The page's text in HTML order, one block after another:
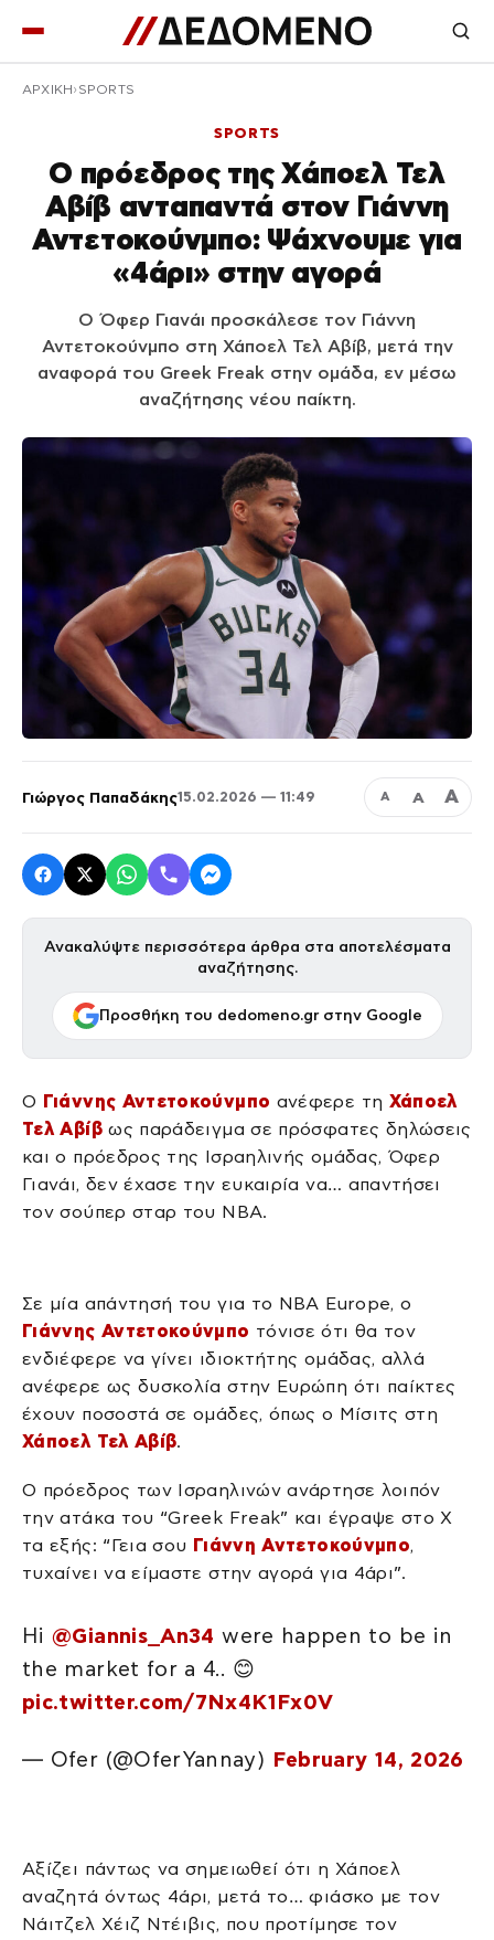
ΑΡΧΙΚΉ SPORTS
SPORTS
Ο πρόεδρος της Χάποελ Τελ
Αβίβ ανταπαντά στον Γιάννη
Αντετοκούνμπο: Ψάχνουμε για
«4άρι» στην αγορά
Ο Όφερ Γιανάι προσκάλεσε τον Γιάννη
Αντετοκούνμπο στη Χάποελ Τελ Αβίβ, μετά την
αναφορά του Greek Freak στην ομάδα, εν μέσω
αναζήτησης νέου παίκτη.
Γιώργος Παπαδάκης15.02.2026 — 11:49 Α Α Α
Ανακαλύψτε περισσότερα άρθρα στα αποτελέσματα
αναζήτησης.
Προσθήκη του dedomeno.gr στην Google
Ο Γιάννης Αντετοκούνμπο ανέφερε τη Χάποελ
Τελ Αβίβως παράδειγμα σε πρόσφατες δηλώσεις
και ο πρόεδρος της Ισραηλινής ομάδας, Όφερ
Γιανάι, δεν έχασε την ευκαιρία να… απαντήσει
τον σούπερ σταρ του NBA.
Σε μία απάντησή του για το NBA Europe, ο
Γιάννης Αντετοκούνμπο τόνισε ότι θα τον
ενδιέφερε να γίνει ιδιοκτήτης ομάδας, αλλά
ανέφερε ως δυσκολία στην Ευρώπη ότι παίκτες
έχουν ποσοστά σε ομάδες, όπως ο Μίσιτς στη
Χάποελ Τελ Αβίβ.
Ο πρόεδρος των Ισραηλινών ανάρτησε λοιπόν
την ατάκα του “Greek Freak” και έγραψε στο Χ
τα εξής: “Γεια σου Γιάννη Αντετοκούνμπο,
τυχαίνει να είμαστε στην αγορά για 4άρι”.
Hi@Giannis_An34 were happen to be in
the market for a 4.. 😊
pic.twitter.com/7Nx4K1Fx0V
— Ofer (@OferYannay) February 14, 2026
Αξίζει πάντως να σημειωθεί ότι η Χάποελ
αναζητά όντως 4άρι, μετά το… φιάσκο με τον
Νάιτζελ Χέιζ Ντέιβις, που προτίμησε τον